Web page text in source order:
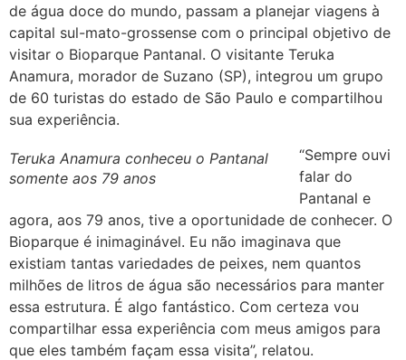
de água doce do mundo, passam a planejar viagens à
capital sul-mato-grossense com o principal objetivo de
visitar o Bioparque Pantanal. O visitante Teruka
Anamura, morador de Suzano (SP), integrou um grupo
de 60 turistas do estado de São Paulo e compartilhou
sua experiência.
Teruka Anamura conheceu o Pantanal
somente aos 79 anos
“Sempre ouvi
falar do
Pantanal e
agora, aos 79 anos, tive a oportunidade de conhecer. O
Bioparque é inimaginável. Eu não imaginava que
existiam tantas variedades de peixes, nem quantos
milhões de litros de água são necessários para manter
essa estrutura. É algo fantástico. Com certeza vou
compartilhar essa experiência com meus amigos para
que eles também façam essa visita”, relatou.